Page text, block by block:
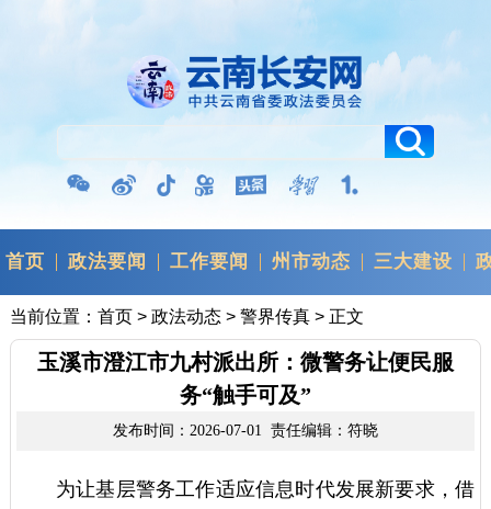
首页 政法要闻 工作要闻 州市动态 三大建设
当前位置： 首页> 政法动态> 警界传真> 正文
玉溪市澄江市九村派出所：微警务让便民服
务“触手可及”
发布时间：2026-07-01 责任编辑：符晓
为让基层警务工作适应信息时代发展新要求，借